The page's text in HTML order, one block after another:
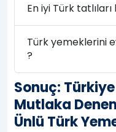
En iyi Türk
Türk yemeklerini
?
Sonuç:
Mutlaka
Ünlü Türk